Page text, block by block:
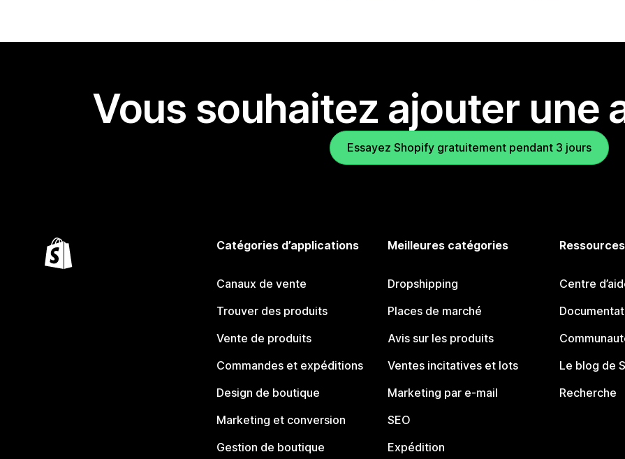
Vous souhaitez ajouter une
Essayez Shopify gratuitement pendant 3 jours
Catégories d’applications
Canaux de vente
Trouver des produits
Vente de produits
Commandes et expéditions
Design de boutique
Marketing et conversion
Gestion de boutique
Meilleures catégories
Dropshipping
Places de marché
Avis sur les produits
Ventes incitatives et lots
Marketing par e-mail
SEO
Expédition
Ressources
Centre
Le blog de
Recherche